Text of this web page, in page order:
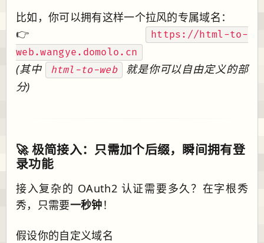
比如，你可以拥有这样一个拉风的专属域名：
👉
https://html-to-
web.wangye.domolo.cn
(其中 html-to-web
就是你可以自由定义的部
分)
🚀 极简接入：只需加个后缀，瞬间拥有登
录功能
接入复杂的 OAuth2 认证需要多久？在字根秀
秀，只需要一秒钟！
假设你的自定义域名